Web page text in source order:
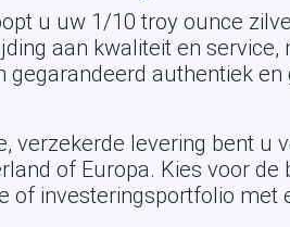
u uw 1/10 troy ounce
aan kwaliteit en
gegarandeerd authentiek
verzekerde levering bent u
of Europa. Kies voor
of investeringsportfolio met